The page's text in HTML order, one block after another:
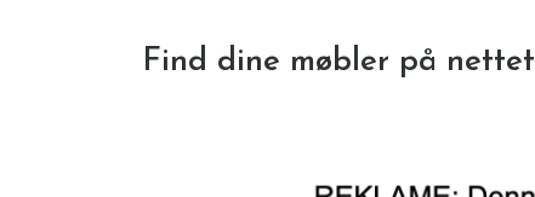
Find dine møbler på nettet